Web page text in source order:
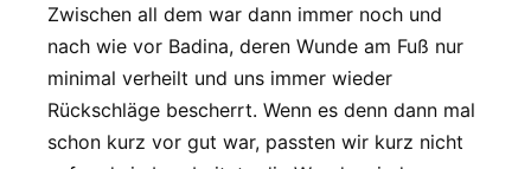
Zwischen all dem war dann immer noch und
nach wie vor Badina, deren Wunde am Fuß nur
minimal verheilt und uns immer wieder
Rückschläge bescherrt. Wenn es denn dann mal
schon kurz vor gut war, passten wir kurz nicht